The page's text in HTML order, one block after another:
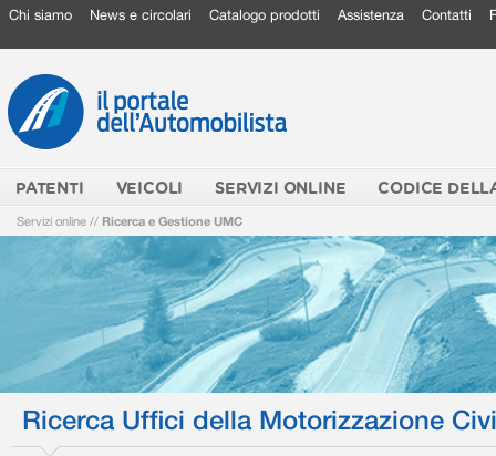
Chi siamo News e circolari Catalogo prodotti Assistenza Contatti
PATENTI VEICOLI SERVIZI ONLINE CODICE
Servizi online // Ricerca e Gestione UMC
Ricerca Uffici della Motorizzazione